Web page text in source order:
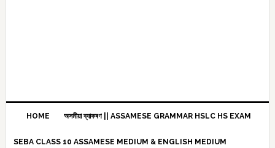
HOME অসমীয়া ব্যাকৰণ || ASSAMESE GRAMMAR HSLC HS EXAM
SEBA CLASS 10 ASSAMESE MEDIUM & ENGLISH MEDIUM